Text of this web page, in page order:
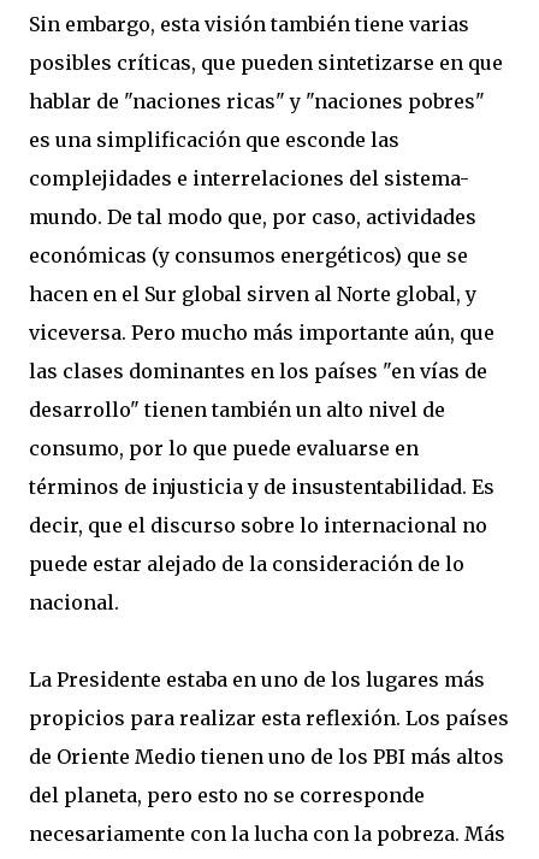
Sin embargo, esta visión también tiene varias
posibles críticas, que pueden sintetizarse en que
hablar de "naciones ricas" y "naciones pobres"
es una simplificación que esconde las
complejidades e interrelaciones del sistema-
mundo. De tal modo que, por caso, actividades
económicas (y consumos energéticos) que se
hacen en el Sur global sirven al Norte global, y
viceversa. Pero mucho más importante aún, que
las clases dominantes en los países "en vías de
desarrollo" tienen también un alto nivel de
consumo, por lo que puede evaluarse en
términos de injusticia y de insustentabilidad. Es
decir, que el discurso sobre lo internacional no
puede estar alejado de la consideración de lo
nacional.
La Presidente estaba en uno de los lugares más
propicios para realizar esta reflexión. Los países
de Oriente Medio tienen uno de los PBI más altos
del planeta, pero esto no se corresponde
necesariamente con la lucha con la pobreza. Más